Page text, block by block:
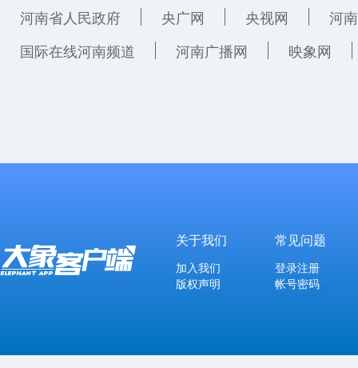
河南省人民政府 央广网 央视网
河
国际在线河南频道
河南广播网 映象网
关于我们
加入我们
版权声明
常见问题
登录注册
帐号密码